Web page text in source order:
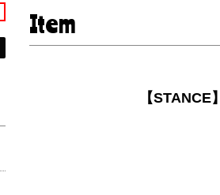
Item
【